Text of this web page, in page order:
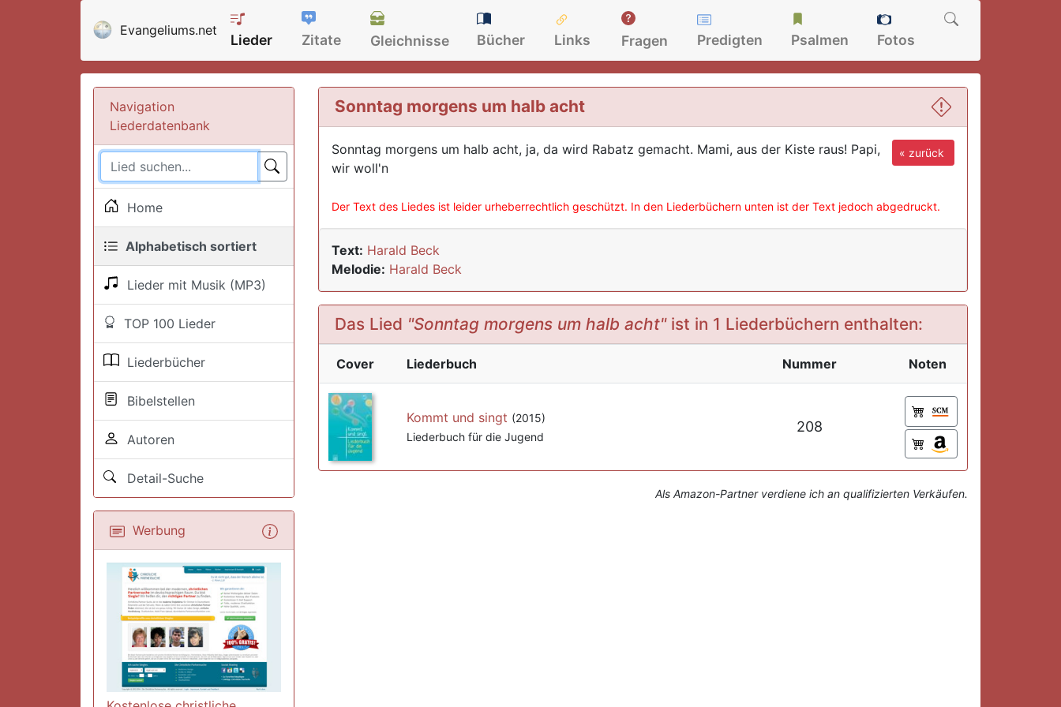
Evangeliums.net
Lieder Zitate Gleichnisse Bücher Links Fragen Predigten Psalmen Fotos
Navigation
Liederdatenbank
Home
Alphabetisch sortiert
Lieder mit Musik (MP3)
TOP 100 Lieder
Liederbücher
Bibelstellen
Autoren
Detail-Suche
Werbung
Sonntag morgens um halb acht
« zurück
Sonntag morgens um halb acht, ja, da wird Rabatz gemacht. Mami, aus der Kiste raus! Papi,
wir woll'n
Der Text des Liedes ist leider urheberrechtlich geschützt. In den Liederbüchern unten ist der Text jedoch abgedruckt.
Text: Harald Beck
Melodie: Harald Beck
Das Lied "Sonntag morgens um halb acht"ist in 1 Liederbüchern enthalten:
Cover Liederbuch Nummer Noten
Kommt und singt (2015)
Liederbuch für die Jugend
208
Als Amazon-Partner verdiene ich an qualifizierten Verkäufen.